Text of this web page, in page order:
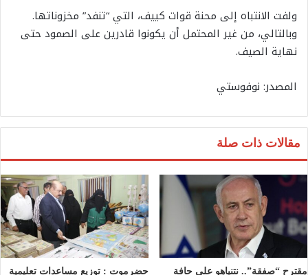
ولفت الانتباه إلى محنة قوات كييف، التي “تنفد” مخزوناتها.
وبالتالي، من غير المحتمل أن يكونوا قادرين على الصمود حتى
نهاية الصيف.
المصدر: نوفوستي
مقالات ذات صلة
مقترح “صفقة”.. نتنياهو على حافة
حضرموت : توزيع مساعدات تعليمية